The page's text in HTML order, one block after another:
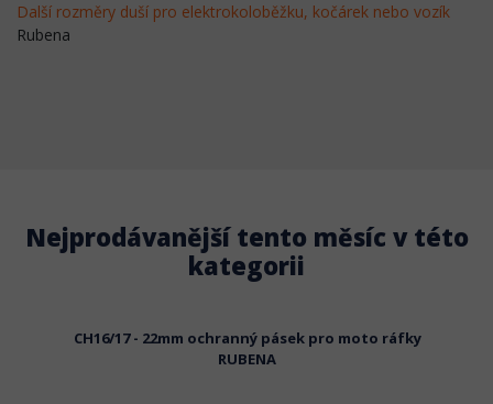
Další rozměry duší pro elektrokoloběžku, kočárek nebo vozík
Rubena
Nejprodávanější tento měsíc v této
kategorii
CH16/17 - 22mm ochranný pásek pro moto ráfky
RUBENA